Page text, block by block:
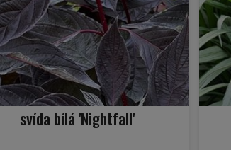
svída bílá 'Nightfall'